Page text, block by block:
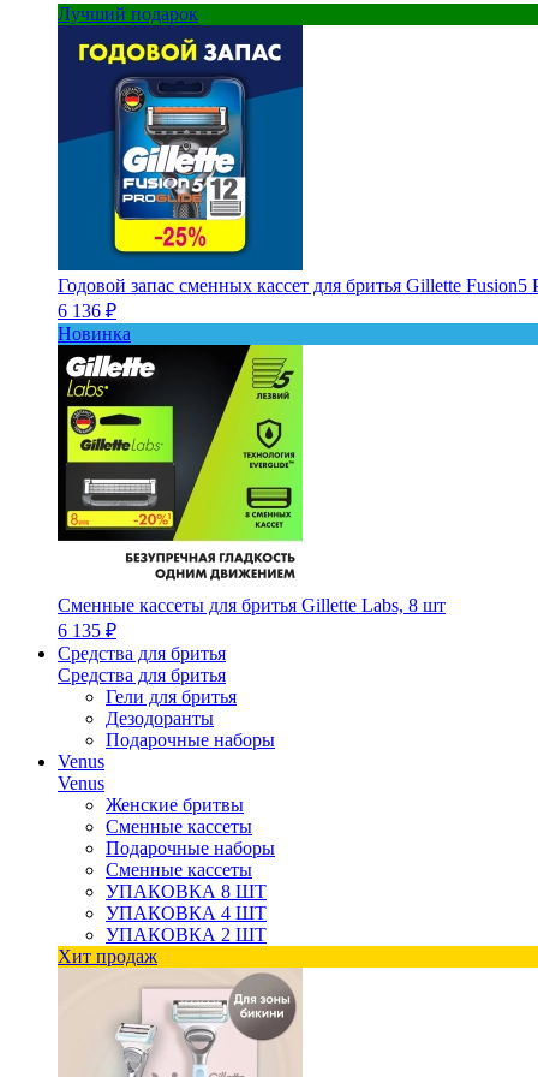
Лучший подарок
Годовой запас сменных кассет для бритья Gillette
6 136 ₽
Новинка
Сменные кассеты для бритья Gillette Labs, 8 шт
6 135 ₽
Средства для бритья
Средства для бритья
Гели для бритья
Дезодоранты
Подарочные наборы
Venus
Venus
Женские бритвы
Сменные кассеты
Подарочные наборы
Сменные кассеты
УПАКОВКА 8 ШТ
УПАКОВКА 4 ШТ
УПАКОВКА 2 ШТ
Хит продаж